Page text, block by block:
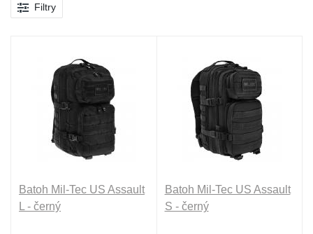
Filtry
Batoh Mil-Tec US Assault
L - černý
Batoh Mil-Tec US Assault
S - černý